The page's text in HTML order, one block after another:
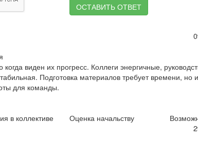
ОСТАВИТЬ ОТВЕТ
виден их прогресс. Коллеги энергичные,
Подготовка материалов требует времени, но
для команды.
в коллективе Оценка начальству